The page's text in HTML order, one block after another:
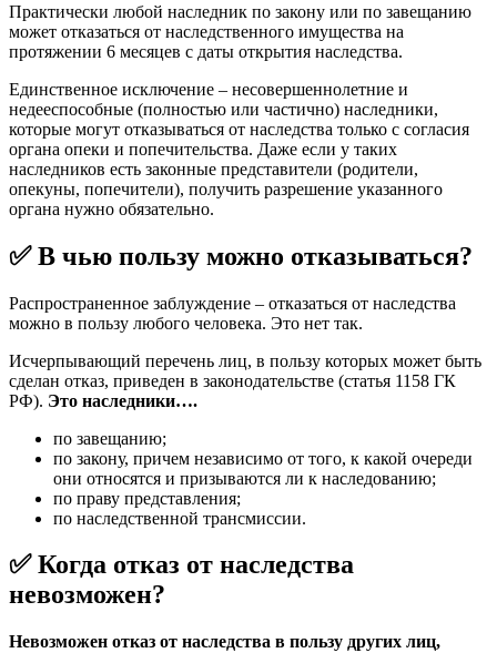
Практически любой наследник по закону или по завещанию
может отказаться от наследственного имущества на
протяжении 6 месяцев с даты открытия наследства.
Единственное исключение – несовершеннолетние и
недееспособные (полностью или частично) наследники,
которые могут отказываться от наследства только с согласия
органа опеки и попечительства. Даже если у таких
наследников есть законные представители (родители,
опекуны, попечители), получить разрешение указанного
органа нужно обязательно.
✅ В чью пользу можно отказываться?
Распространенное заблуждение – отказаться от наследства
можно в пользу любого человека. Это нет так.
Исчерпывающий перечень лиц, в пользу которых может быть
сделан отказ, приведен в законодательстве (статья 1158 ГК
РФ). Это наследники….
по завещанию;
по закону, причем независимо от того, к какой очереди
они относятся и призываются ли к наследованию;
по праву представления;
по наследственной трансмиссии.
✅ Когда отказ от наследства
невозможен?
Невозможен отказ от наследства в пользу других лиц,